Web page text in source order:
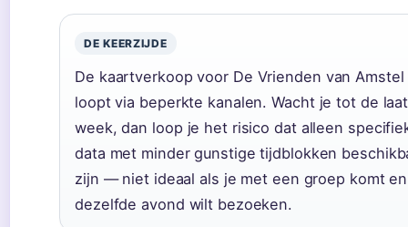
DE KEERZIJDE
De kaartverkoop voor De Vrienden van Amstel
loopt via beperkte kanalen. Wacht je tot de
week, dan loop je het risico dat alleen
data met minder gunstige tijdblokken
zijn — niet ideaal als je met een groep komt en
dezelfde avond wilt bezoeken.